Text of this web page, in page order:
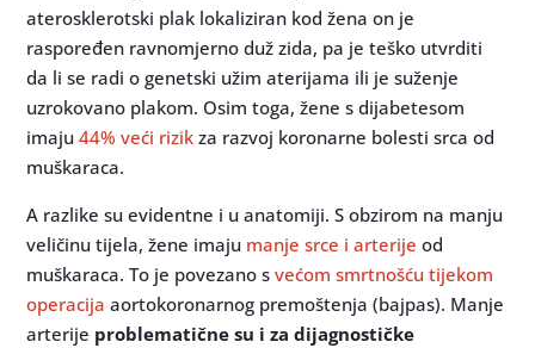
aterosklerotski plak lokaliziran kod žena on je
raspoređen ravnomjerno duž zida, pa je teško utvrditi
da li se radi o genetski užim aterijama ili je suženje
uzrokovano plakom. Osim toga, žene s dijabetesom
imaju44% veći rizik za razvoj koronarne bolesti srca od
muškaraca.
A razlike su evidentne i u anatomiji. S obzirom na manju
veličinu tijela, žene imaju manje srce i arterije od
muškaraca. To je povezano svećom smrtnošću tijekom
operacija aortokoronarnog premoštenja (bajpas). Manje
arterije problematične su i za dijagnostičke